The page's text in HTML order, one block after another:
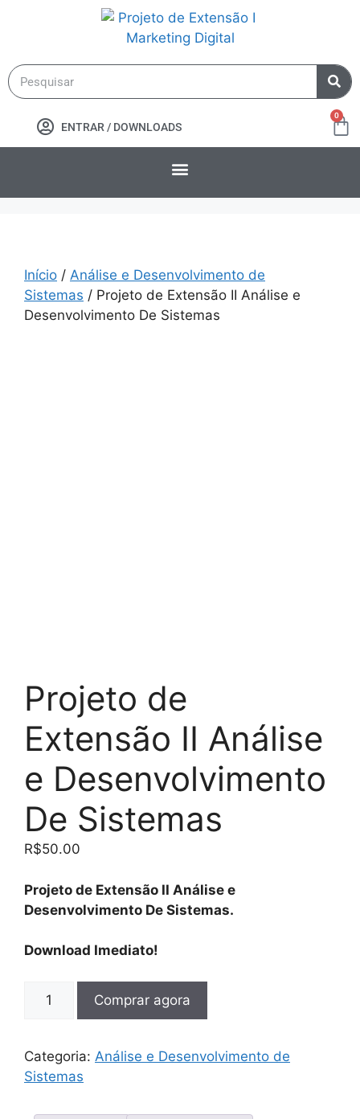
ENTRAR / DOWNLOADS
0
Início / Análise e Desenvolvimento de
Sistemas / Projeto de Extensão II Análise e
Desenvolvimento De Sistemas
Projeto de
Extensão II Análise
e Desenvolvimento
De Sistemas
R$50.00
Projeto de Extensão II Análise e
Desenvolvimento De Sistemas.
Download Imediato!
Comprar agora
Categoria: Análise e Desenvolvimento de
Sistemas